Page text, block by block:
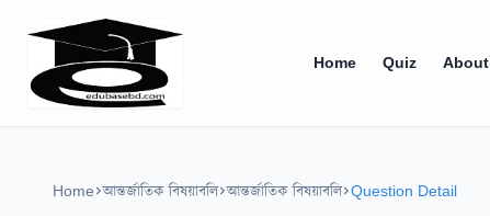
Home Quiz About
Home আন্তর্জাতিক বিষয়াবলি আন্তর্জাতিক বিষয়াবলি Question Detail